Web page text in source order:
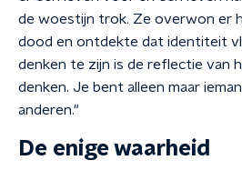
de woestijn trok. Ze overwon er
dood en ontdekte dat identiteit
denken te zijn is de reflectie van
denken. Je bent alleen maar
anderen."
De enige waarheid